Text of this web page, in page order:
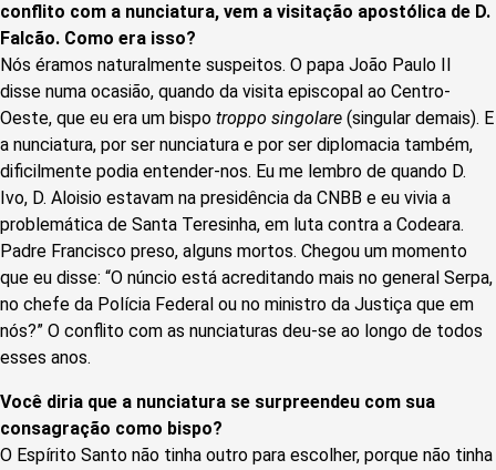
conflito com a nunciatura, vem a visitação apostólica de D.
Falcão. Como era isso?
Nós éramos naturalmente suspeitos. O papa João Paulo II
disse numa ocasião, quando da visita episcopal ao Centro-
Oeste, que eu era um bispo troppo singolare (singular demais). E
a nunciatura, por ser nunciatura e por ser diplomacia também,
dificilmente podia entender-nos. Eu me lembro de quando D.
Ivo, D. Aloisio estavam na presidência da CNBB e eu vivia a
problemática de Santa Teresinha, em luta contra a Codeara.
Padre Francisco preso, alguns mortos. Chegou um momento
que eu disse: “O núncio está acreditando mais no general Serpa,
no chefe da Polícia Federal ou no ministro da Justiça que em
nós?” O conflito com as nunciaturas deu-se ao longo de todos
esses anos.
Você diria que a nunciatura se surpreendeu com sua
consagração como bispo?
O Espírito Santo não tinha outro para escolher, porque não tinha